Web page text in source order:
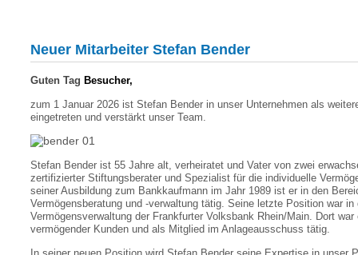
Neuer Mitarbeiter Stefan Bender
Guten Tag Besucher,
zum 1 Januar 2026 ist Stefan Bender in unser Unternehmen als
eingetreten und verstärkt unser Team.
Stefan Bender ist 55 Jahre alt, verheiratet und Vater von zwei
zertifizierter Stiftungsberater und Spezialist für die individuelle
seiner Ausbildung zum Bankkaufmann im Jahr 1989 ist er in den
Vermögensberatung und -verwaltung tätig. Seine letzte Position war in
Vermögensverwaltung der Frankfurter Volksbank Rhein/Main. Dort war
vermögender Kunden und als Mitglied im Anlageausschuss tätig.